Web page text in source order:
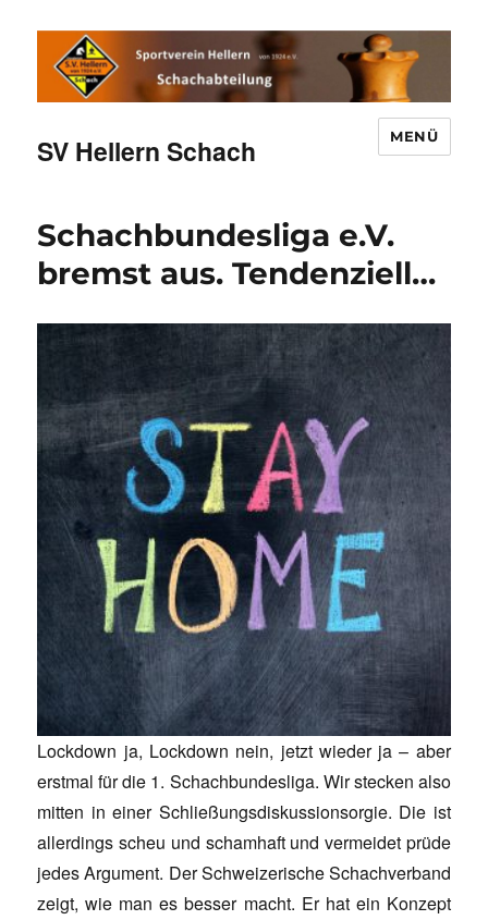
SV Hellern Schach MENÜ
Schachbundesliga e.V.
bremst aus. Tendenziell…
Lockdown ja, Lockdown nein, jetzt wieder ja – aber
erstmal für die 1. Schachbundesliga. Wir stecken also
mitten in einer Schließungsdiskussionsorgie. Die ist
allerdings scheu und schamhaft und vermeidet prüde
jedes Argument. Der Schweizerische Schachverband
zeigt, wie man es besser macht. Er hat ein Konzept